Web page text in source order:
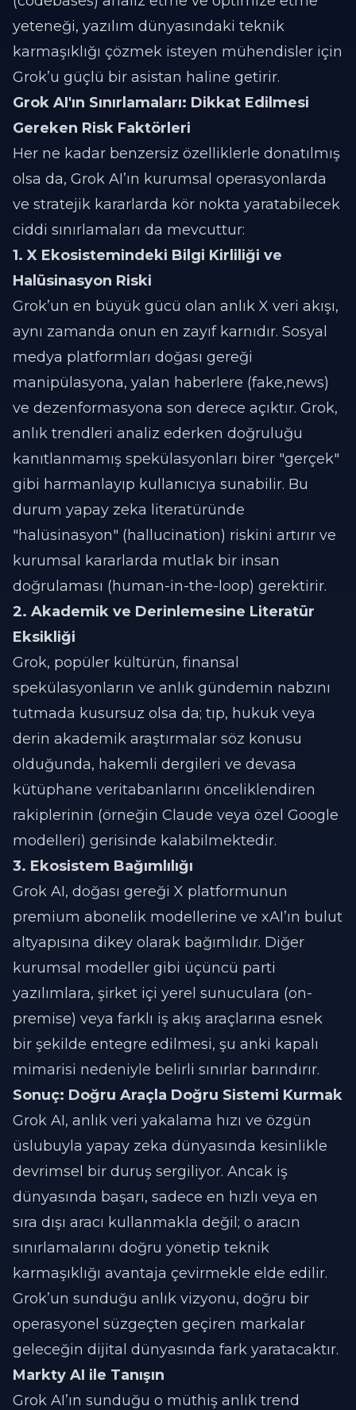
yeteneği, yazılım dünyasındaki teknik
karmaşıklığı çözmek isteyen mühendisler için
Grok’u güçlü bir asistan haline getirir.
Grok AI'ın Sınırlamaları: Dikkat Edilmesi
Gereken Risk Faktörleri
Her ne kadar benzersiz özelliklerle donatılmış
olsa da, Grok AI’ın kurumsal operasyonlarda
ve stratejik kararlarda kör nokta yaratabilecek
ciddi sınırlamaları da mevcuttur:
1. X Ekosistemindeki Bilgi Kirliliği ve
Halüsinasyon Riski
Grok’un en büyük gücü olan anlık X veri akışı,
aynı zamanda onun en zayıf karnıdır. Sosyal
medya platformları doğası gereği
manipülasyona, yalan haberlere (fake,news)
ve dezenformasyona son derece açıktır. Grok,
anlık trendleri analiz ederken doğruluğu
kanıtlanmamış spekülasyonları birer "gerçek"
gibi harmanlayıp kullanıcıya sunabilir. Bu
durum yapay zeka literatüründe
"halüsinasyon" (hallucination) riskini artırır ve
kurumsal kararlarda mutlak bir insan
doğrulaması (human-in-the-loop) gerektirir.
2. Akademik ve Derinlemesine Literatür
Eksikliği
Grok, popüler kültürün, finansal
spekülasyonların ve anlık gündemin nabzını
tutmada kusursuz olsa da; tıp, hukuk veya
derin akademik araştırmalar söz konusu
olduğunda, hakemli dergileri ve devasa
kütüphane veritabanlarını önceliklendiren
rakiplerinin (örneğin Claude veya özel Google
modelleri) gerisinde kalabilmektedir.
3. Ekosistem Bağımlılığı
Grok AI, doğası gereği X platformunun
premium abonelik modellerine ve xAI’ın bulut
altyapısına dikey olarak bağımlıdır. Diğer
kurumsal modeller gibi üçüncü parti
yazılımlara, şirket içi yerel sunuculara (on-
premise) veya farklı iş akış araçlarına esnek
bir şekilde entegre edilmesi, şu anki kapalı
mimarisi nedeniyle belirli sınırlar barındırır.
Sonuç: Doğru Araçla Doğru Sistemi Kurmak
Grok AI, anlık veri yakalama hızı ve özgün
üslubuyla yapay zeka dünyasında kesinlikle
devrimsel bir duruş sergiliyor. Ancak iş
dünyasında başarı, sadece en hızlı veya en
sıra dışı aracı kullanmakla değil; o aracın
sınırlamalarını doğru yönetip teknik
karmaşıklığı avantaja çevirmekle elde edilir.
Grok’un sunduğu anlık vizyonu, doğru bir
operasyonel süzgeçten geçiren markalar
geleceğin dijital dünyasında fark yaratacaktır.
Markty AI ile Tanışın
Grok AI’ın sunduğu o müthiş anlık trend